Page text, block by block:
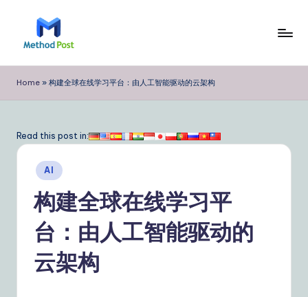
e
t
o
P
Home » 构建全球在线学习平台：由人工智能驱动的云架构
Read this post in:
Posted
in
AI
构建全球在线学习平
台：由人工智能驱动的
云架构